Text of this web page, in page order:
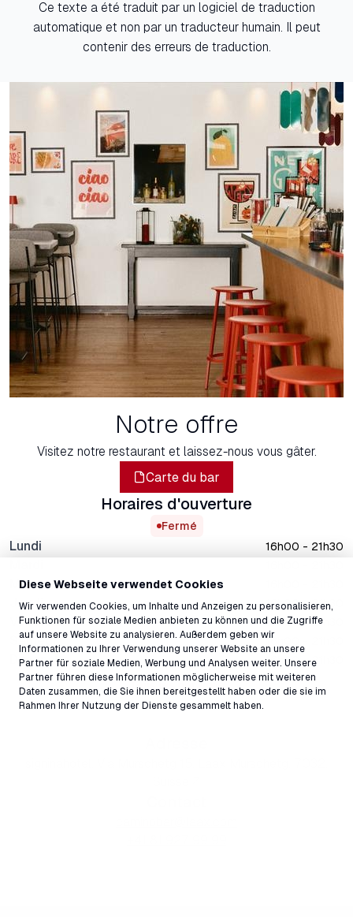
Diese Webseite verwendet Cookies
Wir verwenden Cookies, um Inhalte und Anzeigen zu personalisieren,
Funktionen für soziale Medien anbieten zu können und die Zugriffe
auf unsere Website zu analysieren. Außerdem geben wir
Informationen zu Ihrer Verwendung unserer Website an unsere
Partner für soziale Medien, Werbung und Analysen weiter. Unsere
Partner führen diese Informationen möglicherweise mit weiteren
Daten zusammen, die Sie ihnen bereitgestellt haben oder die sie im
Rahmen Ihrer Nutzung der Dienste gesammelt haben.
Ce texte a été traduit par un logiciel de traduction
automatique et non par un traducteur humain. Il peut
contenir des erreurs de traduction.
Notre offre
Visitez notre restaurant et laissez-nous vous gâter.
Carte du bar
Horaires d'ouverture
Fermé
Lundi 16h00 - 21h30
Mercredi
Jeudi 16h00 - 21h30
Vendredi 16h00 - 21h30
Samedi 16h00 - 21h30
Dimanche
16h00 - 21h30
Tous les horaires